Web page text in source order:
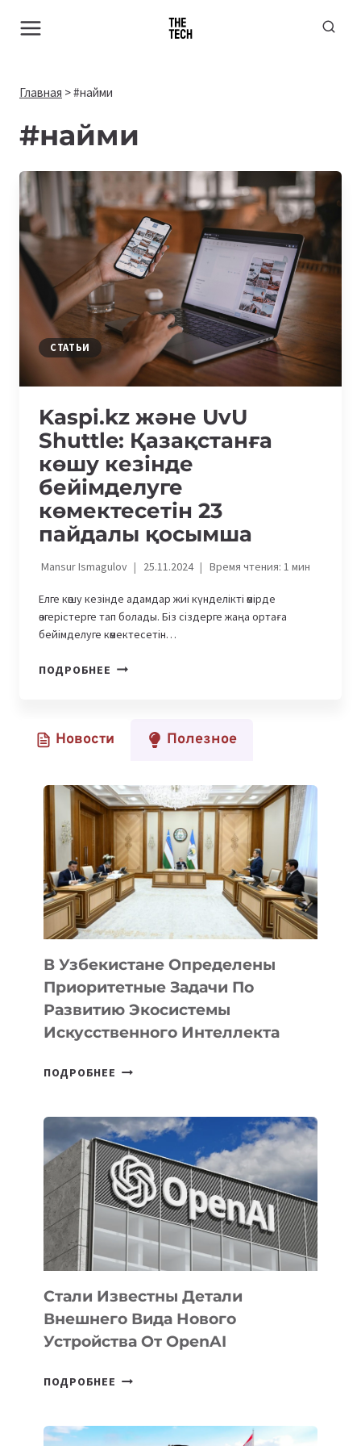
Главная >#найми
#найми
СТАТЬИ
Kaspi.kz және UvU
Shuttle: Қазақстанға
көшу кезінде
бейімделуге
көмектесетін 23
пайдалы қосымша
Mansur Ismagulov 25.11.2024 Время чтения: 1мин
Елге көшу кезінде адамдар жиі күнделікті өмірде
өзгерістерге тап болады. Біз сіздерге жаңа ортаға
бейімделуге көмектесетін…
ПОДРОБНЕЕ KASPI.KZ
ҚАЗАҚСТАНҒА
БЕЙІМДЕЛУГЕ
КӨМЕКТЕСЕТІН
23
ПАЙДАЛЫ
ҚОСЫМША
Новости Полезное
В Узбекистане Определены
Приоритетные Задачи По
Развитию Экосистемы
Искусственного Интеллекта
ПОДРОБНЕЕ
ПРИОРИТЕТНЫЕ
ЗАДАЧИ
ПО
РАЗВИТИЮ
ЭКОСИСТЕМЫ
ИСКУССТВЕННОГО
ИНТЕЛЛЕКТА
Стали Известны Детали
Внешнего Вида Нового
Устройства От OpenAI
ПОДРОБНЕЕ СТАЛИ
ВНЕШНЕГО